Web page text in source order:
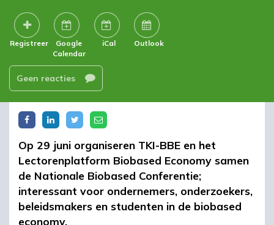
Registreer
Google
Calendar
iCal Outlook
Geen reacties
Op 29 juni organiseren TKI-BBE en het
Lectorenplatform Biobased Economy samen
de Nationale Biobased Conferentie;
interessant voor ondernemers, onderzoekers,
beleidsmakers en studenten in de biobased
economy.